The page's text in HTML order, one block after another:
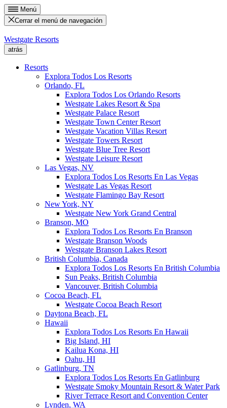
Menú
Cerrar el menú de navegación
Westgate Resorts
atrás
Resorts
Explora Todos Los Resorts
Orlando, FL
Explora Todos Los Orlando Resorts
Westgate Lakes Resort & Spa
Westgate Palace Resort
Westgate Town Center Resort
Westgate Vacation Villas Resort
Westgate Towers Resort
Westgate Blue Tree Resort
Westgate Leisure Resort
Las Vegas, NV
Explora Todos Los Resorts En Las Vegas
Westgate Las Vegas Resort
Westgate Flamingo Bay Resort
New York, NY
Westgate New York Grand Central
Branson, MO
Explora Todos Los Resorts En Branson
Westgate Branson Woods
Westgate Branson Lakes Resort
British Columbia, Canada
Explora Todos Los Resorts En British Columbia
Sun Peaks, British Columbia
Vancouver, British Columbia
Cocoa Beach, FL
Westgate Cocoa Beach Resort
Daytona Beach, FL
Hawaii
Explora Todos Los Resorts En Hawaii
Big Island, HI
Kailua Kona, HI
Oahu, HI
Gatlinburg, TN
Explora Todos Los Resorts En Gatlinburg
Westgate Smoky Mountain Resort & Water Park
River Terrace Resort and Convention Center
Lynden, WA